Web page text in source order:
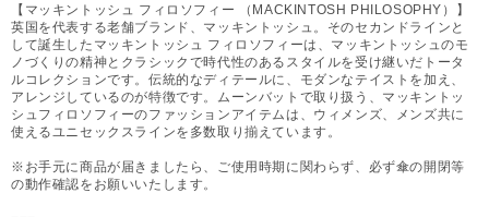
【マッキントッシュ フィロソフィー （MACKINTOSH PHILOSOPHY）】
英国を代表する老舗ブランド、マッキントッシュ。そのセカンドラインと
して誕生したマッキントッシュ フィロソフィーは、マッキントッシュのモ
ノづくりの精神とクラシックで時代性のあるスタイルを受け継いだトータ
ルコレクションです。伝統的なディテールに、モダンなテイストを加え、
アレンジしているのが特徴です。ムーンバットで取り扱う、マッキントッ
シュフィロソフィーのファッションアイテムは、ウィメンズ、メンズ共に
使えるユニセックスラインを多数取り揃えています。
※お手元に商品が届きましたら、ご使用時期に関わらず、必ず傘の開閉等
の動作確認をお願いいたします。